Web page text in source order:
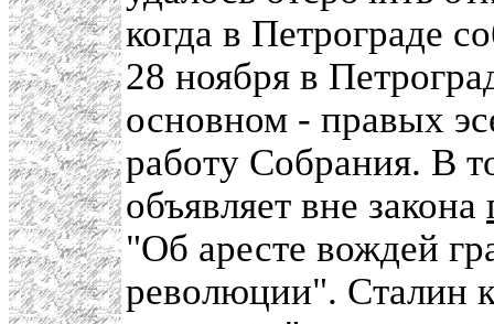
когда в Петрограде
28 ноября в
основном - правых
работу Собрания. В
объявляет вне закона
"Об аресте вождей
революции". Сталин